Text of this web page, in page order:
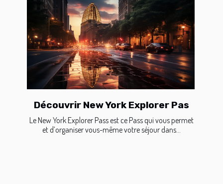
Découvrir New York Explorer Pas
Le New York Explorer Pass est ce Pass qui vous permet
et d’organiser vous-même votre séjour dans...